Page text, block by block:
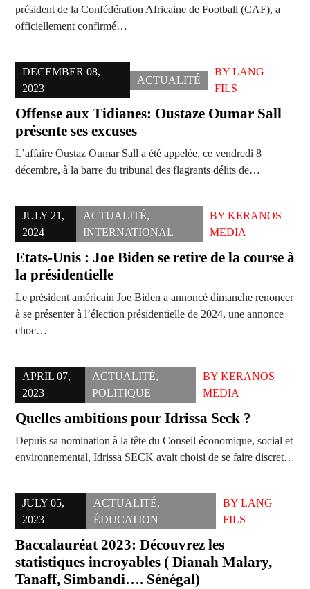
président de la Confédération Africaine de Football (CAF), a
officiellement confirmé…
DECEMBER 08,
2023
ACTUALITÉ
BY LANG
FILS
Offense aux Tidianes: Oustaze Oumar Sall
présente ses excuses
L’affaire Oustaz Oumar Sall a été appelée, ce vendredi 8
décembre, à la barre du tribunal des flagrants délits de…
JULY 21,
2024
ACTUALITÉ,
INTERNATIONAL
BY KERANOS
MEDIA
Etats-Unis : Joe Biden se retire de la course à
la présidentielle
Le président américain Joe Biden a annoncé dimanche renoncer
à se présenter à l’élection présidentielle de 2024, une annonce
choc…
APRIL 07,
2023
ACTUALITÉ,
POLITIQUE
BYKERANOS
MEDIA
Quelles ambitions pour Idrissa Seck ?
Depuis sa nomination à la tête du Conseil économique, social et
environnemental, Idrissa SECK avait choisi de se faire discret…
JULY 05,
2023
ACTUALITÉ,
ÉDUCATION
BYLANG
FILS
Baccalauréat 2023: Découvrez les
statistiques incroyables ( Dianah Malary,
Tanaff, Simbandi…. Sénégal)